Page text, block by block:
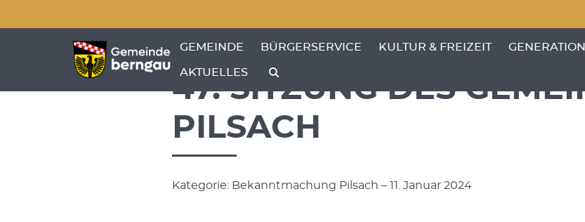
GEMEINDE
ZEIGE MENÜ-UNTERPUNKTE VON 'GEMEINDE'
BÜRGERSERVICE
ZEIGE MENÜ-UNTERPUNKTE VON 'BÜRGERSERVICE'
KULTUR & FREIZEIT
AKTUELLES
47. SITZUNG DES
PILSACH
Kategorie: Bekanntmachung Pilsach – 11. Januar 2024